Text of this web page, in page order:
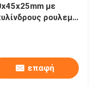
με
ρουλεμάν
επαφή